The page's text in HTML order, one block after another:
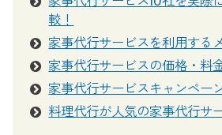
較！
家事代行サービスを利用する
家事代行サービスの価格・料
家事代行サービスキャンペー
料理代行が人気の家事代行サ